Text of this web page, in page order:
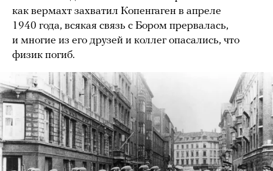
как вермахт захватил Копенгаген в апреле
1940 года, всякая связь с Бором прервалась,
и многие из его друзей и коллег опасались, что
физик погиб.